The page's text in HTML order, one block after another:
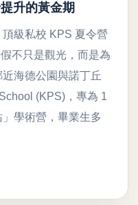
升的黃金期
級私校 KPS 夏令營
不只是觀光，而是為
海德公園與諾丁丘
(KPS)，專為 1
學術營，畢業生多